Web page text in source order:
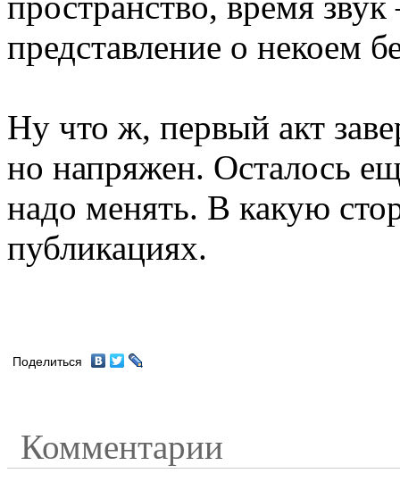
представление о некоем
Ну что ж, первый акт
но напряжен. Осталось
надо менять. В какую
публикациях.
Поделиться
Комментарии